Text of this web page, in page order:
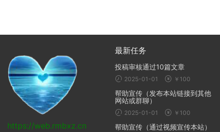
https://web.rmbxz.cn
最新任务
投稿审核通过10篇文章
2025-01-01 ￥100
帮助宣传（发布本站链接到其他
网站或群聊）
2025-01-01 ￥100
帮助宣传（通过视频宣传本站）